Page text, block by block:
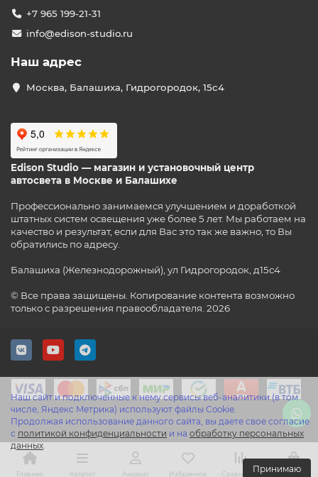
Наш сайт и подключенные к нему сервисы веб-аналитики (в том
числе, Яндекс Метрика) используют файлы Cookie.
Продолжая использование данного сайта, вы даете свое согласие
с политикой конфиденциальности и на обработку персональных
данных.
Принимаю
+7 965 199-21-31
info@edison-studio.ru
Наш адрес
Москва, Балашиха, Гидрогородок, 15с4
Edison Studio — магазин и установочный центр
автосвета в Москве и Балашихе
Профессионально занимаемся улучшением и доработкой
штатных систем освещения уже более 5 лет. Мы работаем на
качество и результат, если для Вас это так же важно, то Вы
обратились по адресу.
Балашиха (Железнодорожный), ул Гидрогородок, д15с4
© Все права защищены. Копирование контента возможно
только с разрешения правообладателя. 2026
Главная Каталог Аккаунт Избранное Сравнение Корзина